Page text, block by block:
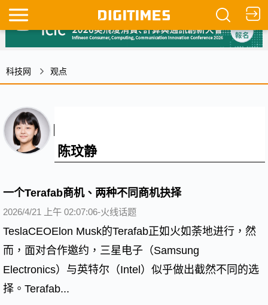
科技网 观点
陈玟静
一个Terafab商机、两种不同商机抉择
2026/4/21 上午 02:07:06-火线话题
TeslaCEOElon Musk的Terafab正如火如荼地进行，然
而，面对合作邀约，三星电子（Samsung
Electronics）与英特尔（Intel）似乎做出截然不同的选
择。Terafab...